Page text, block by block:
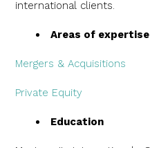
international clients.
Areas of expertise
Mergers & Acquisitions
Private Equity
Education